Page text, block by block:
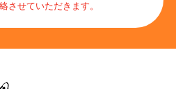
させていただきます。